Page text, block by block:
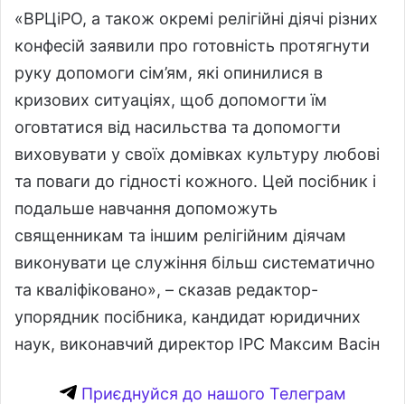
«ВРЦіРО, а також окремі релігійні діячі різних
конфесій заявили про готовність протягнути
руку допомоги сім’ям, які опинилися в
кризових ситуаціях, щоб допомогти їм
оговтатися від насильства та допомогти
виховувати у своїх домівках культуру любові
та поваги до гідності кожного. Цей посібник і
подальше навчання допоможуть
священникам та іншим релігійним діячам
виконувати це служіння більш систематично
та кваліфіковано», – сказав редактор-
упорядник посібника, кандидат юридичних
наук, виконавчий директор ІРС Максим Васін
Приєднуйся до нашого Телеграм